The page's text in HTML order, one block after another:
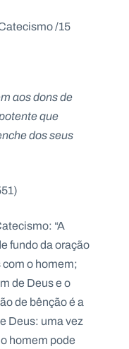
/15
aos dons de
que
dos seus
“A
fundo da oração
o homem;
de Deus e o
de bênção é a
Deus: uma vez
homem pode